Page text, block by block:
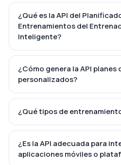
¿Qué es la API del
Entrenamientos del
Inteligente?
¿Cómo genera la API
personalizados?
¿Qué tipos de
¿Es la API adecuada para
aplicaciones móviles o